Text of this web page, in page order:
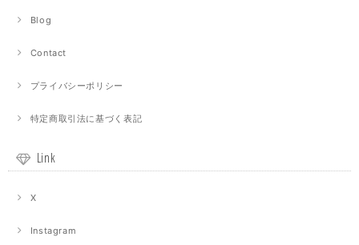
Blog
Contact
プライバシーポリシー
特定商取引法に基づく表記
Link
X
Instagram